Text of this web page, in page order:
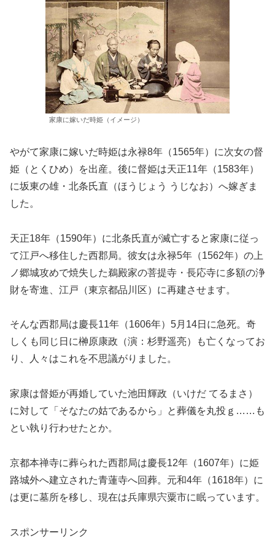
家康に嫁いだ時姫（イメージ）
やがて家康に嫁いだ時姫は永禄8年（1565年）に次女の督
姫（とくひめ）を出産。後に督姫は天正11年（1583年）
に坂東の雄・北条氏直（ほうじょう うじなお）へ嫁ぎま
した。
天正18年（1590年）に北条氏直が滅亡すると家康に従っ
て江戸へ移住した西郡局。彼女は永禄5年（1562年）の上
ノ郷城攻めで焼失した鵜殿家の菩提寺・長応寺に多額の浄
財を寄進、江戸（東京都品川区）に再建させます。
そんな西郡局は慶長11年（1606年）5月14日に急死。奇
しくも同じ日に榊原康政（演：杉野遥亮）も亡くなってお
り、人々はこれを不思議がりました。
家康は督姫が再婚していた池田輝政（いけだ てるまさ）
に対して「そなたの姑であるから」と葬儀を丸投ｇ……も
とい執り行わせたとか。
京都本禅寺に葬られた西郡局は慶長12年（1607年）に姫
路城外へ建立された青蓮寺へ回葬。元和4年（1618年）に
は更に墓所を移し、現在は兵庫県宍粟市に眠っています。
スポンサーリンク